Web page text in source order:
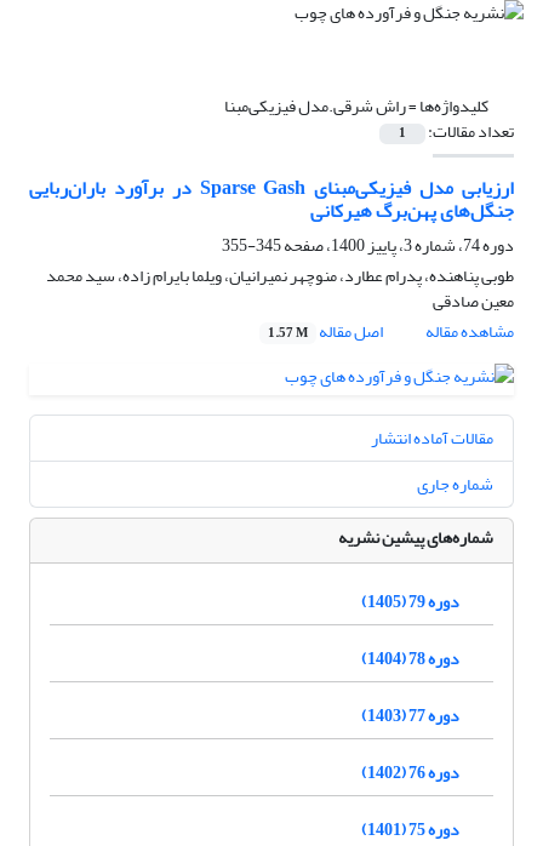
کلیدواژه‌ها =راش شرقی.مدل فیزیکی‌مبنا
تعداد مقالات: 1
ارزیابی مدل فیزیکی‌مبنای Sparse Gash در برآورد باران‌ربایی
جنگل‌های پهن‌برگ هیرکانی
دوره 74، شماره 3، پاییز 1400، صفحه
345-355
طوبی پناهنده، پدرام عطارد، منوچهر نمیرانیان، ویلما بایرام زاده، سید محمد
معین صادقی
مشاهده مقاله
اصل مقاله 1.57 M
مقالات آماده انتشار
شماره جاری
شماره‌های پیشین نشریه
دوره 79 (1405)
دوره 78 (1404)
دوره 77 (1403)
دوره 76 (1402)
دوره 75 (1401)